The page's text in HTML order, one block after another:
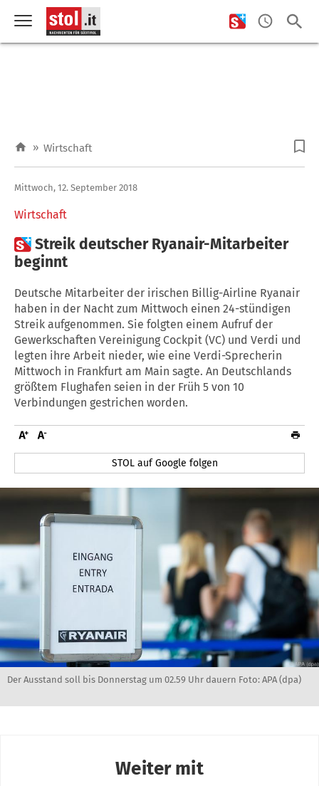
» Wirtschaft
Wirtschaft
Mittwoch, 12. September 2018
Streik deutscher Ryanair-Mitarbeiter
beginnt
Deutsche Mitarbeiter der irischen Billig-Airline Ryanair
haben in der Nacht zum Mittwoch einen 24-stündigen
Streik aufgenommen. Sie folgten einem Aufruf der
Gewerkschaften Vereinigung Cockpit (VC) und Verdi und
legten ihre Arbeit nieder, wie eine Verdi-Sprecherin
Mittwoch in Frankfurt am Main sagte. An Deutschlands
größtem Flughafen seien in der Früh 5 von 10
Verbindungen gestrichen worden.
STOL auf Google folgen
Der Ausstand soll bis Donnerstag um 02.59 Uhr dauern Foto: APA (dpa)